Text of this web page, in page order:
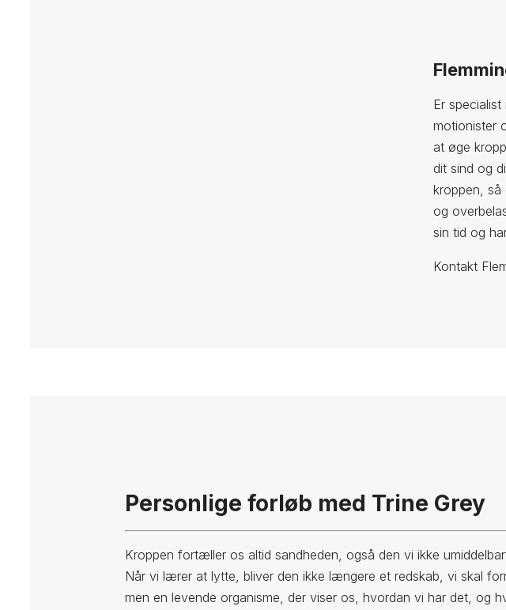
Er
motionister
at øge
dit sind og
kroppen, så
og
sin tid og
Kontakt
Personlige forløb med Trine Grey
Kroppen fortæller os altid sandheden, også den vi ikke
Når vi lærer at lytte, bliver den ikke længere et redskab, vi skal
men en levende organisme, der viser os, hvordan vi har det, og